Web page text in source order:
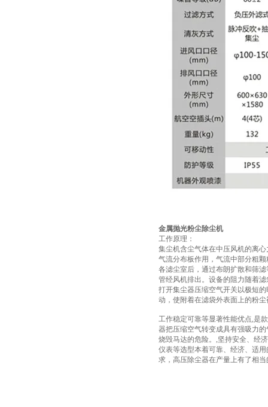
金属抛光粉尘除尘机
工作原理：
集尘机含尘气体在中压风机的离
气流分布板作用，气流中部分粗
各滤尘室后，通过布朗扩散和筛
管经风机排出。设备的阻力随着
打开集尘器压缩空气开关以极短
动，使附着在滤袋外表面上的粉
工作稳定可靠等显著性能优点,是
器把压缩空气转变成具有强吸力
烧毁马达的危险。,坚持安全、经
仪表等选型本着可靠、经济、适
求，高压除尘器在产量上有了相